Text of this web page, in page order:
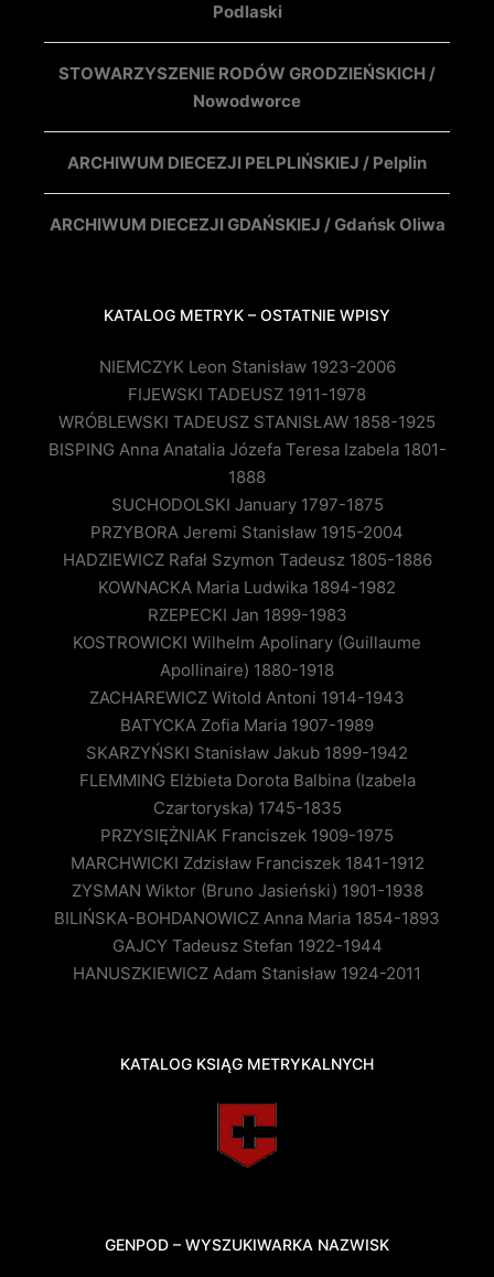
Podlaski
STOWARZYSZENIE RODÓW GRODZIEŃSKICH /
Nowodworce
ARCHIWUM DIECEZJI PELPLIŃSKIEJ / Pelplin
ARCHIWUM DIECEZJI GDAŃSKIEJ / Gdańsk Oliwa
KATALOG METRYK – OSTATNIE WPISY
NIEMCZYK Leon Stanisław 1923-2006
FIJEWSKI TADEUSZ 1911-1978
WRÓBLEWSKI TADEUSZ STANISŁAW 1858-1925
BISPING Anna Anatalia Józefa Teresa Izabela 1801-
1888
SUCHODOLSKI January 1797-1875
PRZYBORA Jeremi Stanisław 1915-2004
HADZIEWICZ Rafał Szymon Tadeusz 1805-1886
KOWNACKA Maria Ludwika 1894-1982
RZEPECKI Jan 1899-1983
KOSTROWICKI Wilhelm Apolinary (Guillaume
Apollinaire) 1880-1918
ZACHAREWICZ Witold Antoni 1914-1943
BATYCKA Zofia Maria 1907-1989
SKARZYŃSKI Stanisław Jakub 1899-1942
FLEMMING Elżbieta Dorota Balbina (Izabela
Czartoryska) 1745-1835
PRZYSIĘŻNIAK Franciszek 1909-1975
MARCHWICKI Zdzisław Franciszek 1841-1912
ZYSMAN Wiktor (Bruno Jasieński) 1901-1938
BILIŃSKA-BOHDANOWICZ Anna Maria 1854-1893
GAJCY Tadeusz Stefan 1922-1944
HANUSZKIEWICZ Adam Stanisław 1924-2011
KATALOG KSIĄG METRYKALNYCH
GENPOD – WYSZUKIWARKA NAZWISK